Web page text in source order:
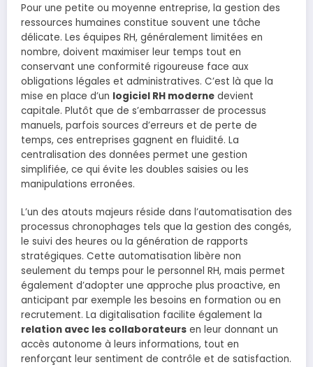
Pour une petite ou moyenne entreprise, la gestion des
ressources humaines constitue souvent une tâche
délicate. Les équipes RH, généralement limitées en
nombre, doivent maximiser leur temps tout en
conservant une conformité rigoureuse face aux
obligations légales et administratives. C’est là que la
mise en place d’un logiciel RH moderne devient
capitale. Plutôt que de s’embarrasser de processus
manuels, parfois sources d’erreurs et de perte de
temps, ces entreprises gagnent en fluidité. La
centralisation des données permet une gestion
simplifiée, ce qui évite les doubles saisies ou les
manipulations erronées.
L’un des atouts majeurs réside dans l’automatisation des
processus chronophages tels que la gestion des congés,
le suivi des heures ou la génération de rapports
stratégiques. Cette automatisation libère non
seulement du temps pour le personnel RH, mais permet
également d’adopter une approche plus proactive, en
anticipant par exemple les besoins en formation ou en
recrutement. La digitalisation facilite également la
relation avec les collaborateurs en leur donnant un
accès autonome à leurs informations, tout en
renforçant leur sentiment de contrôle et de satisfaction.